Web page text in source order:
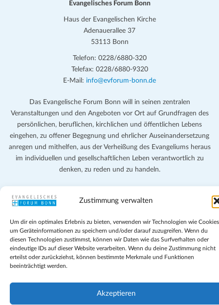
Zustimmung verwalten
Um dir ein optimales Erlebnis zu bieten, verwenden wir Technologien wie
um Geräteinformationen zu speichern und/oder darauf zuzugreifen. Wenn du
diesen Technologien zustimmst, können wir Daten wie das Surfverhalten oder
eindeutige IDs auf dieser Website verarbeiten. Wenn du deine Zustimmung nicht
erteilst oder zurückziehst, können bestimmte Merkmale und Funktionen
beeinträchtigt werden.
Akzeptieren
Evangelisches Forum Bonn
Haus der Evangelischen Kirche
Adenauerallee 37
53113 Bonn
Telefon: 0228/6880-320
Telefax: 0228/6880-9320
E-Mail: info@evforum-bonn.de
Das Evangelische Forum Bonn will in seinen zentralen
Veranstaltungen und den Angeboten vor Ort auf Grundfragen des
persönlichen, beruflichen, kirchlichen und öffentlichen Lebens
eingehen, zu offener Begegnung und ehrlicher Auseinandersetzung
anregen und mithelfen, aus der Verheißung des Evangeliums heraus
im individuellen und gesellschaftlichen Leben verantwortlich zu
denken, zu reden und zu handeln.
Datenschutz
Evangelische Kirche in Bonn
Cookie-Richtlinie (EU)
Geschäftsbedingungen